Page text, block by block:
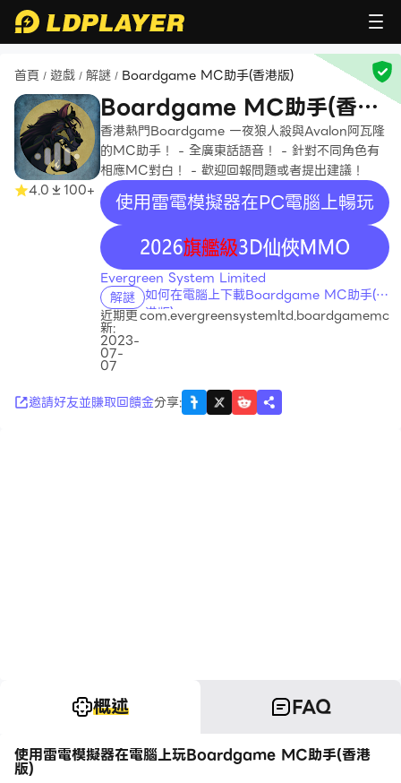
首頁 / 遊戲 / 解謎 / Boardgame MC助手(香港版)
4.0 100+
Boardgame MC助手(香港
版)
香港熱門Boardgame 一夜狼人殺與Avalon阿瓦隆
的MC助手！ - 全廣東話語音！ - 針對不同角色有
相應MC對白！ - 歡迎回報問題或者提出建議！
使用雷電模擬器在PC電腦上暢玩
recommend
Evergreen System Limited
解謎 如何在電腦上下載Boardgame MC助手(香
港版)
近期更
新:
2023-
07-
07
com.evergreensystemltd.boardgamemc
邀請好友並賺取回饋金分享:
概述 FAQ
使用雷電模擬器在電腦上玩Boardgame MC助手(香港
版)